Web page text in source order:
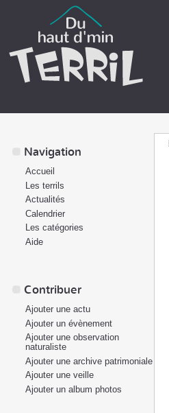
Navigation
Accueil
Les terrils
Actualités
Calendrier
Les catégories
Aide
Contribuer
Ajouter une actu
Ajouter un évènement
Ajouter une observation
naturaliste
Ajouter une archive patrimoniale
Ajouter une veille
Ajouter un album photos